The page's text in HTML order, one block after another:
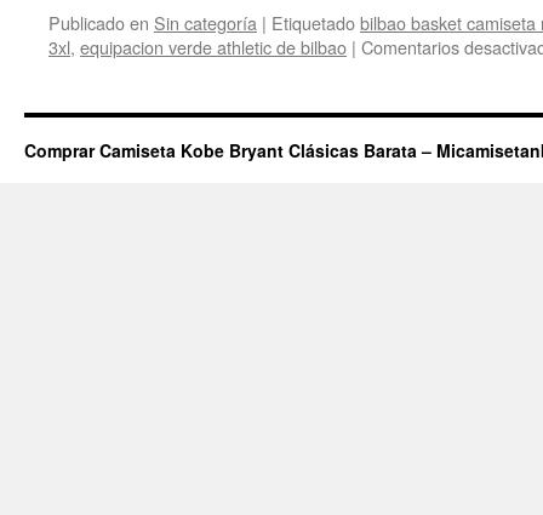
Publicado en Sin categoría | Etiquetadobilbao basket camiseta
3xl, equipacion verde athletic de bilbao | Comentarios
Comprar Camiseta Kobe Bryant Clásicas Barata –